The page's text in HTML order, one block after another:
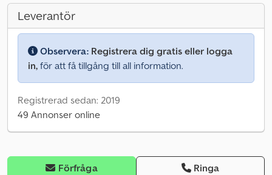
Leverantör
Observera: Registrera dig gratis eller logga
in, för att få tillgång till all information.
Registrerad sedan: 2019
49 Annonser online
Förfråga Ringa